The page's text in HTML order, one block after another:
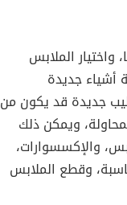
واختيار الملابس
أشياء جديدة
جديدة قد يكون من
ويمكن ذلك
والإكسسوارات،
وقطع الملابس